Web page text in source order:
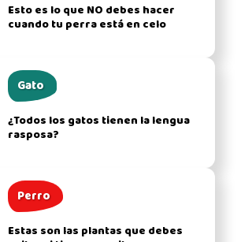
Esto es lo que NO debes hacer
cuando tu perra está en celo
Gato
¿Todos los gatos tienen la lengua
rasposa?
Perro
Estas son las plantas que debes